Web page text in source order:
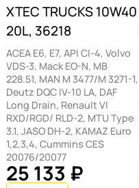
XTEC TRUCKS 10W40
20L, 36218
ACEA E6, E7, API CI-4, Volvo
VDS-3, Mack EO-N, MB
228.51, MAN M 3477/M 3271-1,
Deutz DQC IV-10 LA, DAF
Long Drain, Renault VI
RXD/RGD/ RLD-2, MTU Type
3.1, JASO DH-2, KAMAZ Euro
1,2,3,4, Cummins CES
20076/20077
25 133 ₽